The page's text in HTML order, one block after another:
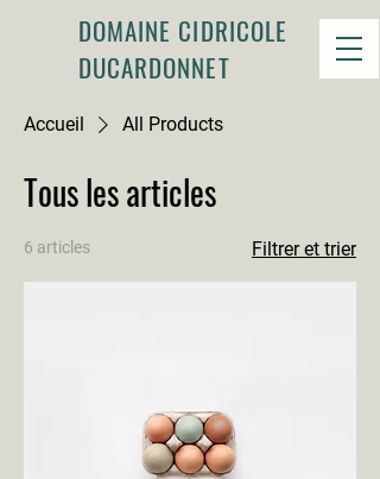
DOMAINE CIDRICOLE
DUCARDONNET
Accueil All Products
Tous les articles
6 articles Filtrer et trier